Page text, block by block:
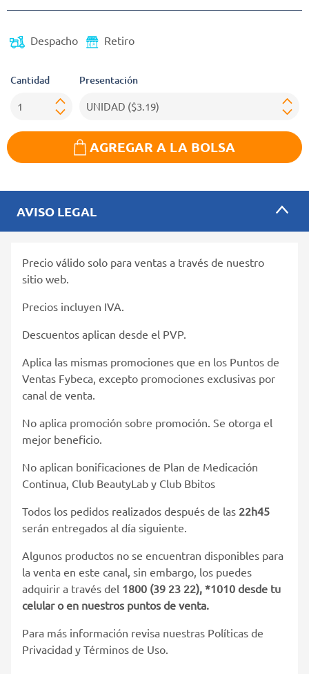
Despacho Retiro
Cantidad Presentación
AGREGAR A LA BOLSA
AVISO LEGAL
Precio válido solo para ventas a través de nuestro
sitio web.
Precios incluyen IVA.
Descuentos aplican desde el PVP.
Aplica las mismas promociones que en los Puntos de
Ventas Fybeca, excepto promociones exclusivas por
canal de venta.
No aplica promoción sobre promoción. Se otorga el
mejor beneficio.
No aplican bonificaciones de Plan de Medicación
Continua, Club BeautyLab y Club Bbitos
Todos los pedidos realizados después de las 22h45
serán entregados al día siguiente.
Algunos productos no se encuentran disponibles para
la venta en este canal, sin embargo, los puedes
adquirir a través del 1800 (39 23 22), *1010 desde tu
celular o en nuestros puntos de venta.
Para más información revisa nuestras Políticas de
Privacidad y Términos de Uso.